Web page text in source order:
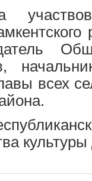
всех
культуры